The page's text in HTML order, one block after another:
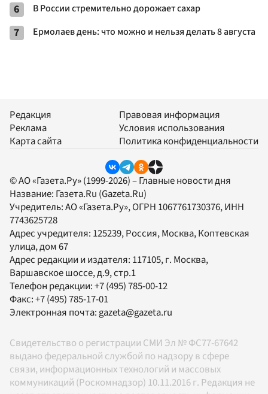
6 В России стремительно дорожает сахар
7 Ермолаев день: что можно и нельзя делать 8 августа
Редакция
Реклама
Карта сайта
Правовая информация
Условия использования
Политика конфиденциальности
© АО «Газета.Ру» (1999-2026) – Главные новости дня
Название: Газета.Ru (Gazeta.Ru)
Учредитель:АО «Газета.Ру», ОГРН 1067761730376, ИНН
7743625728
Адрес учредителя: 125239, Россия, Москва, Коптевская
улица, дом 67
Адрес редакции и издателя: 117105, г. Москва,
Варшавское шоссе, д.9, стр.1
Телефон редакции:+7 (495) 785-00-12
Факс:+7 (495) 785-17-01
Электронная почта:gazeta@gazeta.ru
Свидетельство о регистрации СМИ Эл № ФС77-67642
выдано федеральной службой по надзору в сфере
связи, информационных технологий и массовых
коммуникаций (Роскомнадзор) 10.11.2016 г. Редакция не